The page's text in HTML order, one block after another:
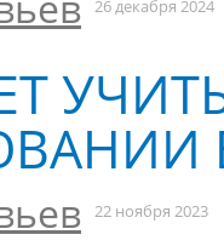
26 декабря 2024
22 ноября 2023